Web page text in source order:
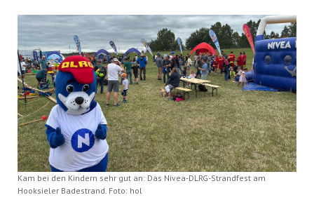
Kam bei den Kindern sehr gut an: Das Nivea-DLRG-Strandfest am
Hooksieler Badestrand. Foto: hol